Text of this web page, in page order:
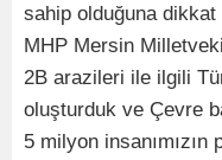
sahip olduğuna
MHP Mersin
2B arazileri ile ilgili
oluşturduk ve Çevre
5 milyon